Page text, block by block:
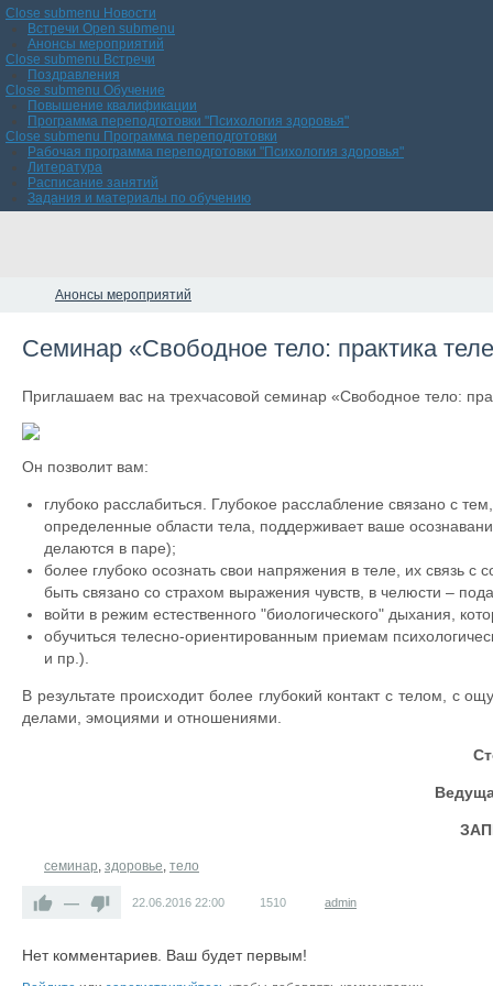
Close submenu Новости
Встречи Open submenu
Анонсы мероприятий
Close submenu Встречи
Поздравления
Close submenu Обучение
Повышение квалификации
Программа переподготовки "Психология здоровья"
Close submenu Программа переподготовки
Рабочая программа переподготовки "Психология здоровья"
Литература
Расписание занятий
Задания и материалы по обучению
Анонсы мероприятий
Семинар «Свободное тело: практика
Приглашаем вас на трехчасовой семинар «Свободное тело:
Он позволит вам:
глубоко расслабиться. Глубокое расслабление связано с
определенные области тела, поддерживает ваше
делаются в паре);
более глубоко осознать свои напряжения в теле, их связь
быть связано со страхом выражения чувств, в челюсти –
войти в режим естественного "биологического" дыхания,
обучиться телесно-ориентированным приемам
и пр.).
В результате происходит более глубокий контакт с телом, с
делами, эмоциями и отношениями.
семинар, здоровье, тело
— 22.06.2016 22:00 1510 admin
Нет комментариев. Ваш будет первым!